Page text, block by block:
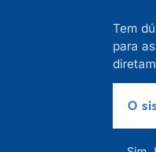
Tem
para
O